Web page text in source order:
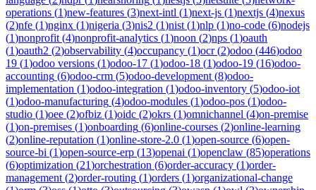
operations (1)new-features (3)next-intl (1)next-js (1)nextjs (4)nexus
(2)nfe (1)nginx (1)nigeria (3)nis2 (1)nist (1)nlp (1)no-code (6)nodejs
(1)nonprofit (4)nonprofit-analytics (1)noon (2)nps (1)oauth
(1)oauth2 (2)observability (4)occupancy (1)ocr(2)odoo (446)odoo
19 (1)odoo versions (1)odoo-17 (1)odoo-18 (1)odoo-19 (16)odoo-
accounting (6)odoo-crm (5)odoo-development (8)odoo-
implementation (1)odoo-integration (1)odoo-inventory (5)odoo-iot
(1)odoo-manufacturing (4)odoo-modules (1)odoo-pos (1)odoo-
studio (1)oee (2)ofbiz (1)oidc (2)okrs (1)omnichannel (4)on-premise
(1)on-premises (1)onboarding (6)online-courses (2)online-learning
(2)online-reputation (1)online-store-2.0 (1)open-source (6)open-
source-bi (1)open-source-erp (13)openai (1)openclaw (85)operations
(6)optimization (21)orchestration (6)order-accuracy (1)order-
management (2)order-routing (1)orders (1)organizational-change